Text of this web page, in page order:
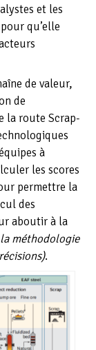
et les
qu’elle
de valeur,
de
la route Scrap-
à
les scores
permettre la
des
aboutir à la
méthodologie
.